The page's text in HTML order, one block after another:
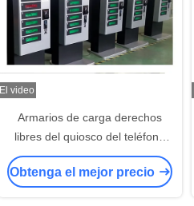
El video
Armarios de carga derechos
libres del quiosco del teléfono
celular con la función del
anuncio de la red de Wifi de los
Obtenga el mejor precio